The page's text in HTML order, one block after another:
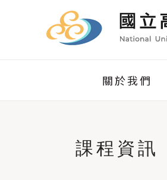
關於我們
課程資訊